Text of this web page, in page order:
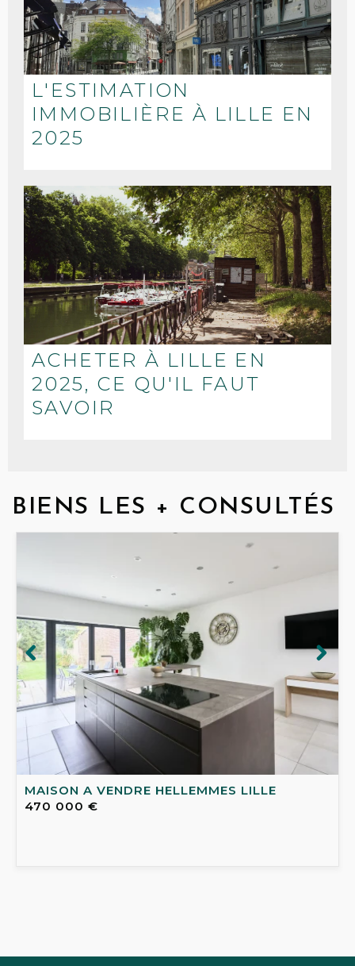
L'ESTIMATION
IMMOBILIÈRE À LILLE EN
2025
ACHETER À LILLE EN
2025, CE QU'IL FAUT
SAVOIR
BIENS LES + CONSULTÉS
MAISON A VENDRE HELLEMMES LILLE
470 000 €